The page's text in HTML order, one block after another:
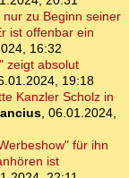
zu Beginn seiner
ist offenbar ein
16:32
zeigt absolut
19:18
Kanzler Scholz in
, 06.01.2024,
für ihn
ist